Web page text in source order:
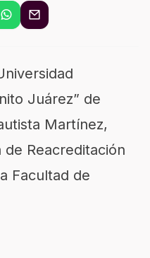
Juárez” de
Martínez,
Reacreditación
Facultad de